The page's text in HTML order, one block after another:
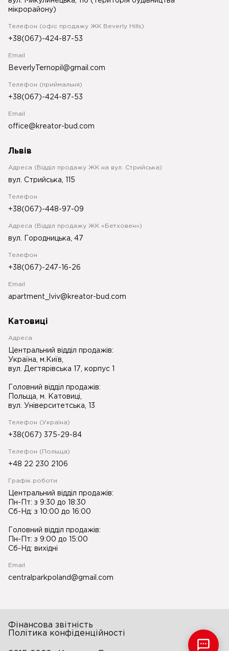
мікрорайону)
Телефон (офіс продажу ЖК Beverly Hills)
+38(067)-424-87-53
Email
BeverlyTernopil@gmail.com
Телефон (приймальня)
+38(067)-424-87-53
Email
office@kreator-bud.com
Львів
Адреса (Відділ продажу ЖК на вул. Стрийська)
вул. Стрийська, 115
Телефон
+38(067)-448-97-09
Адреса (Відділ продажу ЖК «Бетховен»)
вул. Городницька, 47
Телефон
+38(067)-247-16-26
Email
apartment_lviv@kreator-bud.com
Катовиці
Адреса
Центральний відділ продажів:
Україна, м.Київ,
вул. Дегтярівська 17, корпус 1
Головний відділ продажів:
Польща, м. Катовиці,
вул. Університетська, 13
Телефон (Україна)
+38(067) 375-29-84
Телефон (Польща)
+48 22 230 2106
Графік роботи
Центральний відділ продажів:
Пн-Пт: з 9:30 до 18:30
Сб-Нд: з 10:00 до 16:00
Головний відділ продажів:
Пн-Пт: з 9:00 до 15:00
Сб-Нд: вихідні
Email
centralparkpoland@gmail.com
Фінансова звітність
Політика конфіденційності